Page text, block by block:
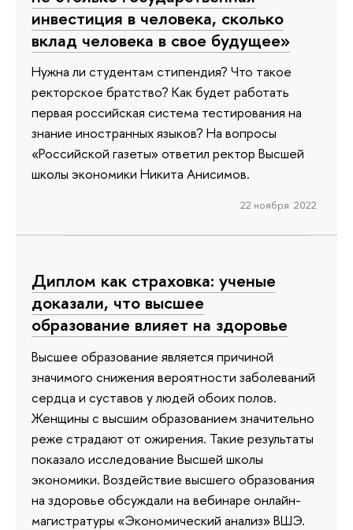
инвестиция в человека, сколько
вклад человека в свое будущее»
Нужна ли студентам стипендия? Что такое
ректорское братство? Как будет работать
первая российская система тестирования на
знание иностранных языков? На вопросы
«Российской газеты» ответил ректор Высшей
школы экономики Никита Анисимов.
22 ноября 2022
Диплом как страховка: ученые
доказали, что высшее
образование влияет на здоровье
Высшее образование является причиной
значимого снижения вероятности заболеваний
сердца и суставов у людей обоих полов.
Женщины с высшим образованием значительно
реже страдают от ожирения. Такие результаты
показало исследование Высшей школы
экономики. Воздействие высшего образования
на здоровье обсуждали на вебинаре онлайн-
магистратуры «Экономический анализ» ВШЭ.